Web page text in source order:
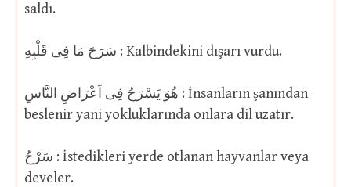
saldı.
سَرَحَ مَا فِى قَلْبِهِ : Kalbindekini dışarı vurdu.
هُوَ يَسْرَحُ فِى اَعْرَاضِ النَّاسِ : İnsanların şanından
beslenir yani yokluklarında onlara dil uzatır.
سَرْحٌ : İstedikleri yerde otlanan hayvanlar veya
develer.